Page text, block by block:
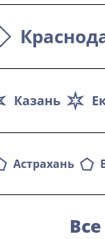
Казань
Астрахань